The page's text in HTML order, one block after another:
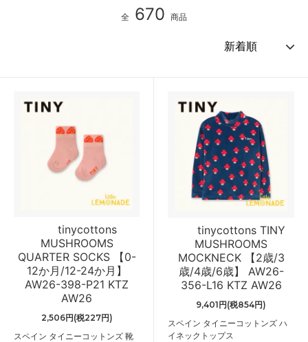
全 670 商品
tinycottons
MUSHROOMS
QUARTER SOCKS 【0-
12か月/12-24か月】
AW26-398-P21 KTZ
AW26
2,506円(税227円)
スペイン タイニーコットンズ 靴
tinycottons TINY
MUSHROOMS
MOCKNECK 【2歳/3
歳/4歳/6歳】 AW26-
356-L16 KTZ AW26
9,401円(税854円)
スペイン タイニーコットンズ ハ
イネックトップス